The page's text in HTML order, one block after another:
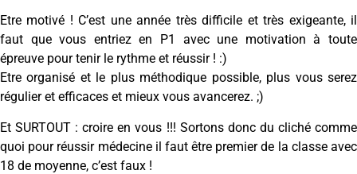
Etre motivé ! C’est une année très difficile et très exigeante, il
faut que vous entriez en P1 avec une motivation à toute
épreuve pour tenir le rythme et réussir ! :)
Etre organisé et le plus méthodique possible, plus vous serez
régulier et efficaces et mieux vous avancerez. ;)
Et SURTOUT : croire en vous !!! Sortons donc du cliché comme
quoi pour réussir médecine il faut être premier de la classe avec
18 de moyenne, c’est faux !